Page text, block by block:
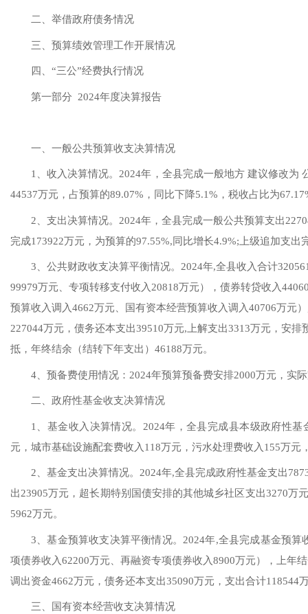
二、举借政府债务情况
三、预算绩效管理工作开展情况
四、 “三公”经费执行情况
第一部分 2024年度决算报告
一、一般公共预算收支决算情况
1、收入决算情况。 2024年 ，全县完成一般地方 建议修改为
44537万元，占预算的89.07%，同比下降5.1%，税收占比为67.17
2、支出决算情况。 2024年 ，全县完成一般公共预算支出
完成173922万元，为预算的97.55%,同比增长4.9%;上级追加支出
3、公共财政收支决算平衡情况。 2024年,全县收入合计
99979万元、专项转移支付收入 20818万元），债券转贷收入
预算收入调入4662万元、国有资本经营预算收入调入40706万元）
227044万元，债务还本支出39510万元,上解支出3313万元，安排
抵，年终结余 （结转下年支出） 46188万元。
4、预备费使用情况： 2024年预算预备费安排2000万元，实
二、政府性基金收支决算情况
1、基金收入决算情况。 2024年 ，全县完成县本级政府性基
元，城市基础设施配套费收入 118万元，污水处理费收入 155万元
2、基金支出决算情况。 2024年,全县完成政府性基金支出
出23905万元， 超长期特别国债安排的其他城乡社区支出3270万
5962万元。
3、基金预算收支决算平衡情况。 2024年,全县完成基金预算
项债券收入62200万元、再融资专项债券收入8900万元），上年
调出资金4662万元，债务还本支出35090万元，支出合计1 18544
三、国有资本经营收支决算情况